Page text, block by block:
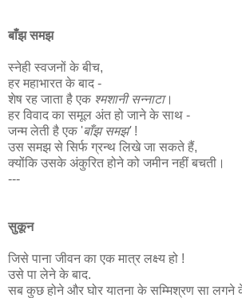
बाँझ समझ
स्नेही स्वजनों के बीच,
हर महाभारत के बाद -
शेष रह जाता है एक श्मशानी सन्नाटा।
हर विवाद का समूल अंत हो जाने के साथ -
जन्म लेती है एक 'बाँझ समझ'!
उस समझ से सिर्फ ग्रन्थ लिखे जा सकते हैं,
क्योंकि उसके अंकुरित होने को जमीन नहीं बचती।
---
सुकून
जिसे पाना जीवन का एक मात्र लक्ष्य हो !
उसे पा लेने के बाद.
सब कुछ होने और घोर यातना के सम्मिश्रण सा लगने